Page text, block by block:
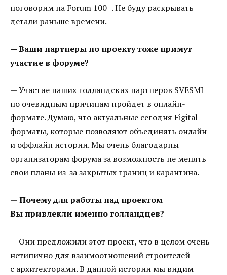
поговорим на Forum 100+. Не буду раскрывать
детали раньше времени.
— Ваши партнеры по проекту тоже примут
участие в форуме?
— Участие наших голландских партнеров SVESMI
по очевидным причинам пройдет в онлайн-
формате. Думаю, что актуальные сегодня Figital
форматы, которые позволяют объединять онлайн
и оффлайн истории. Мы очень благодарны
организаторам форума за возможность не менять
свои планы из-за закрытых границ и карантина.
— Почему для работы над проектом
Вы привлекли именно голландцев?
— Они предложили этот проект, что в целом очень
нетипично для взаимоотношений строителей
с архитекторами. В данной истории мы видим